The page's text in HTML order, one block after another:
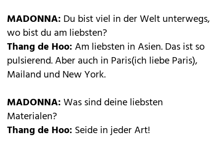
MADONNA: Du bist viel in der Welt unterwegs,
wo bist du am liebsten?
Thang de Hoo:Am liebsten in Asien. Das ist so
pulsierend. Aber auch in Paris(ich liebe Paris),
Mailand und New York.
MADONNA:Was sind deine liebsten
Materialen?
Thang de Hoo: Seide in jeder Art!